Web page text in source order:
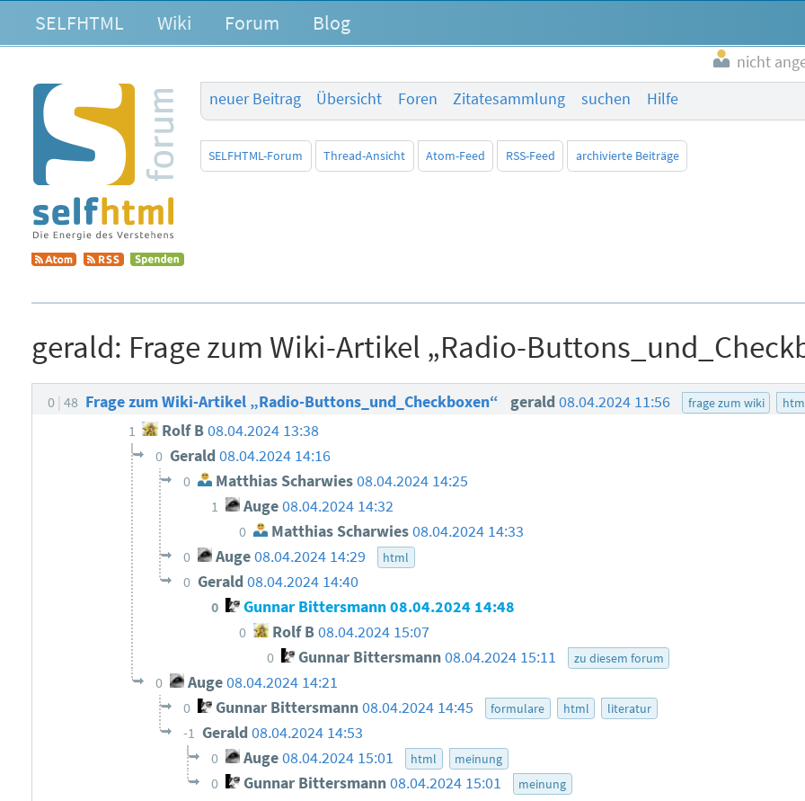
SELFHTML Wiki Forum Blog
nicht
neuer Beitrag
Übersicht Foren Zitatesammlung suchen Hilfe
SELFHTML-Forum Thread-Ansicht Atom-Feed RSS-Feed archivierte Beiträge
gerald: Frage zum Wiki-Artikel „Radio-
0 48 Frage zum Wiki-Artikel „Radio-Buttons_und_Checkboxen“ gerald08.04.2024 11:56 frage zum wiki
1 Rolf B08.04.2024 13:38
0 Gerald08.04.2024 14:16
0 Matthias Scharwies08.04.2024 14:25
1 Auge08.04.2024 14:32
0 Matthias Scharwies 08.04.2024 14:33
0 Auge08.04.2024 14:29 html
0 Gerald08.04.2024 14:40
0 Gunnar Bittersmann08.04.2024 14:48
0 Rolf B08.04.2024 15:07
0 Gunnar Bittersmann08.04.2024 15:11 zu diesem forum
0 Auge08.04.2024 14:21
0 Gunnar Bittersmann08.04.2024 14:45 formulare html literatur
-1 Gerald08.04.2024 14:53
0 Auge08.04.2024 15:01 html meinung
0 Gunnar Bittersmann08.04.2024 15:01 meinung